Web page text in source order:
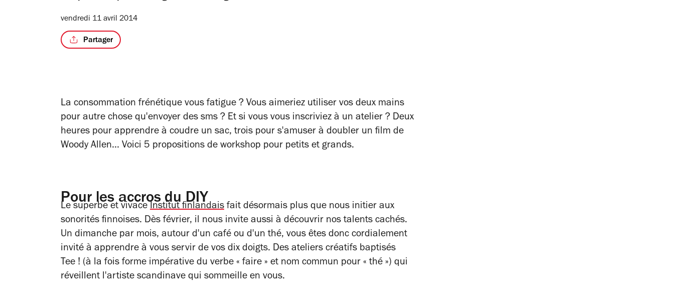
vendredi 11 avril 2014
Partager
La consommation frénétique vous fatigue ? Vous aimeriez utiliser vos deux mains
pour autre chose qu'envoyer des sms ? Et si vous vous inscriviez à un atelier ? Deux
heures pour apprendre à coudre un sac, trois pour s'amuser à doubler un film de
Woody Allen... Voici 5 propositions de workshop pour petits et grands.
Pour les accros du DIY
Le superbe et vivace Institut finlandais fait désormais plus que nous initier aux
sonorités finnoises. Dès février, il nous invite aussi à découvrir nos talents cachés.
Un dimanche par mois, autour d'un café ou d'un thé, vous êtes donc cordialement
invité à apprendre à vous servir de vos dix doigts. Des ateliers créatifs baptisés
Tee ! (à la fois forme impérative du verbe « faire » et nom commun pour « thé ») qui
réveillent l'artiste scandinave qui sommeille en vous.